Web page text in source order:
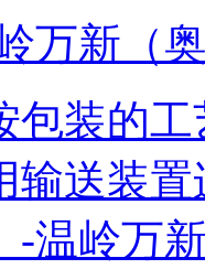
万新（
包装的
输送装
-温岭万